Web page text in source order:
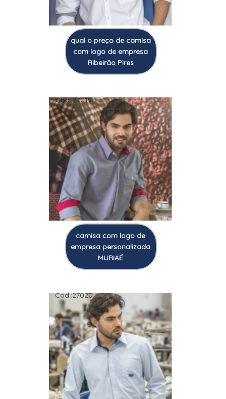
qual o preço de camisa
com logo de empresa
Ribeirão Pires
Cod.:27019
camisa com logo de
empresa personalizada
MURIAÉ
Cod.:27020